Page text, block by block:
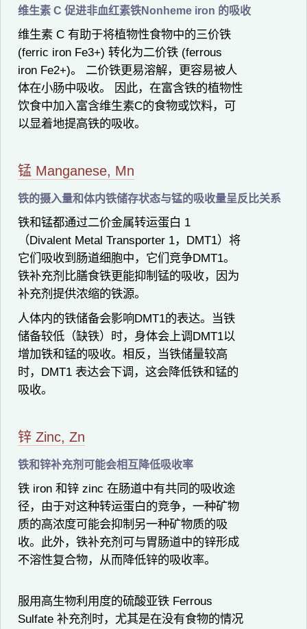
维生素 C 促进非血红素铁Nonheme iron 的吸收
维生素 C 有助于将植物性食物中的三价铁
(ferric iron Fe3+) 转化为二价铁 (ferrous
iron Fe2+)。 二价铁更易溶解，更容易被人
体在小肠中吸收。 因此，在富含铁的植物性
饮食中加入富含维生素C的食物或饮料，可
以显着地提高铁的吸收。
锰 Manganese, Mn
铁的摄入量和体内铁储存状态与锰的吸收量呈反比关系
铁和锰都通过二价金属转运蛋白 1
（Divalent Metal Transporter 1，DMT1）将
它们吸收到肠道细胞中，它们竞争DMT1。
铁补充剂比膳食铁更能抑制锰的吸收，因为
补充剂提供浓缩的铁源。
人体内的铁储备会影响DMT1的表达。当铁
储备较低（缺铁）时，身体会上调DMT1以
增加铁和锰的吸收。相反，当铁储量较高
时，DMT1 表达会下调，这会降低铁和锰的
吸收。
锌 Zinc, Zn
铁和锌补充剂可能会相互降低吸收率
铁 iron 和锌 zinc 在肠道中有共同的吸收途
径，由于对这种转运蛋白的竞争，一种矿物
质的高浓度可能会抑制另一种矿物质的吸
收。此外，铁补充剂可与胃肠道中的锌形成
不溶性复合物，从而降低锌的吸收率。
服用高生物利用度的硫酸亚铁 Ferrous
Sulfate 补充剂时，尤其是在没有食物的情况